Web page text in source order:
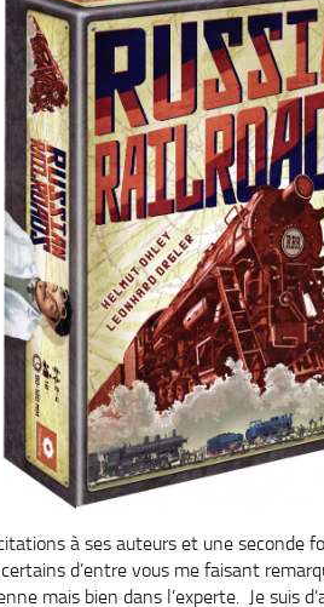
à ses auteurs et une seconde
d’entre vous me faisant
mais bien dans l’experte. Je suis